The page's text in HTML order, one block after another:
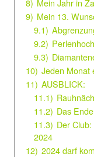
8) Mein Jahr in
9) Mein 13.
9.1)
9.2)
9.3)
10) Jeden Monat
11) AUSBLICK:
11.1)
11.2) Das
11.3) Der
2024
12) 2024 darf